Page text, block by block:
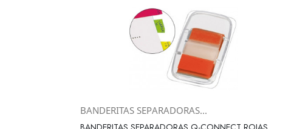
 Vista rápida
BANDERITAS SEPARADORAS...